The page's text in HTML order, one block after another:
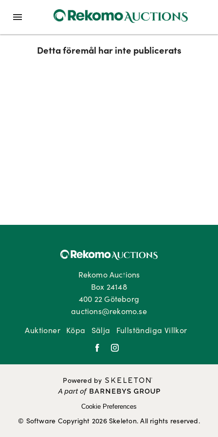
Detta föremål har inte publicerats
Rekomo Auctions
Box 24148
400 22 Göteborg
auctions@rekomo.se
Auktioner
Köpa Sälja Fullständiga Villkor
Powered by
Cookie Preferences
© Software Copyright 2026 Skeleton. All rights reserved.